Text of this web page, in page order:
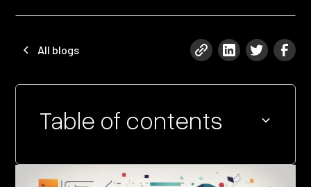
All blogs
Table of contents